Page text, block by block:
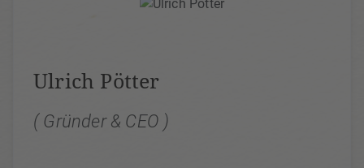
Ulrich Pötter
( Gründer & CEO )